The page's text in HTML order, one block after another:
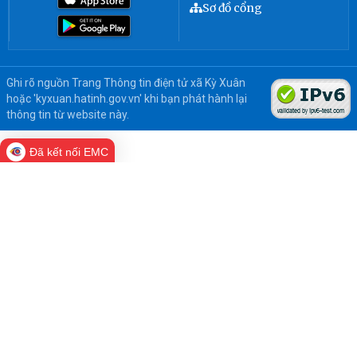
Sơ đồ cổng
Ghi rõ nguồn Trang Thông tin điện tử xã Kỳ Xuân
hoặc 'kyxuan.hatinh.gov.vn' khi bạn phát hành lại
thông tin từ website này.
Đã kết nối EMC